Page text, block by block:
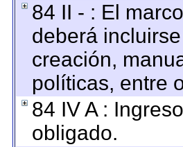
84 II - : El
deberá
creación,
políticas, entre
84 IV A :
obligado.